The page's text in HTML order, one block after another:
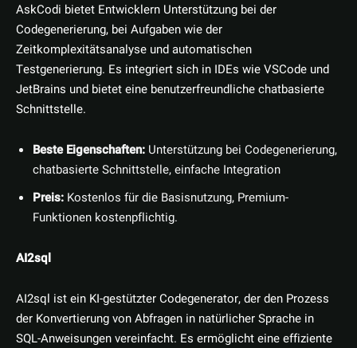
AskCodi bietet Entwicklern Unterstützung bei der
Codegenerierung, bei Aufgaben wie der
Zeitkomplexitätsanalyse und automatischen
Testgenerierung. Es integriert sich in IDEs wie VSCode und
JetBrains und bietet eine benutzerfreundliche chatbasierte
Schnittstelle.
Beste Eigenschaften: Unterstützung bei Codegenerierung,
chatbasierte Schnittstelle, einfache Integration
Preis: Kostenlos für die Basisnutzung, Premium-
Funktionen kostenpflichtig.
AI2sql
AI2sql ist ein KI-gestützter Codegenerator, der den Prozess
der Konvertierung von Abfragen in natürlicher Sprache in
SQL-Anweisungen vereinfacht. Es ermöglicht eine effiziente